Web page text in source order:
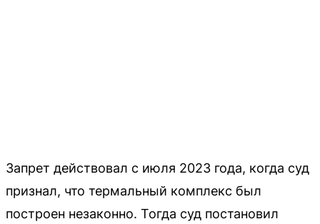
Запрет действовал с июля 2023 года, когда суд
признал, что термальный комплекс был
построен незаконно. Тогда суд постановил